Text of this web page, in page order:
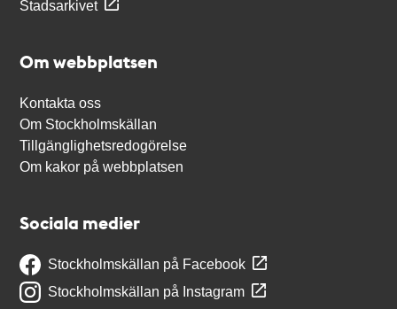
Stadsarkivet
Om webbplatsen
Kontakta oss
Om Stockholmskällan
Tillgänglighetsredogörelse
Om kakor på webbplatsen
Sociala medier
Stockholmskällan på Facebook
Stockholmskällan på Instagram